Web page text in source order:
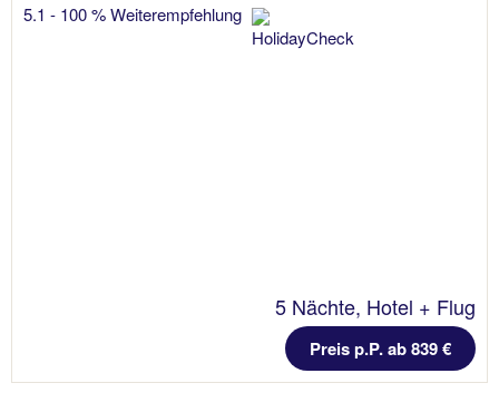
5.1 - 100 % Weiterempfehlung
5 Nächte, Hotel + Flug
Preis p.P. ab 839 €